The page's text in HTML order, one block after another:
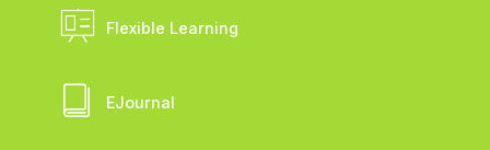
Flexible Learning
EJournal